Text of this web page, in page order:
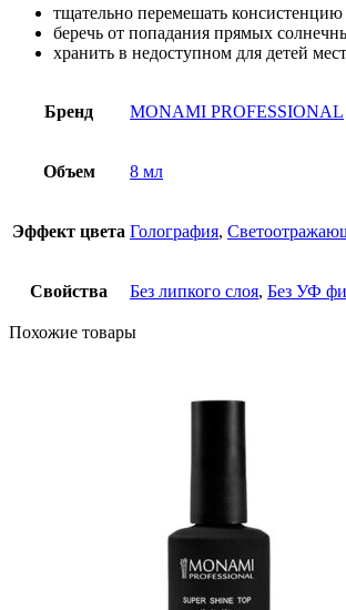
тщательно перемешать консистенцию
беречь от попадания прямых
хранить в недоступном для детей
Бренд MONAMI PROFESSIONAL
Объем 8 мл
Эффект цвета Голография,
Свойства Без липкого слоя, Без УФ
Похожие товары